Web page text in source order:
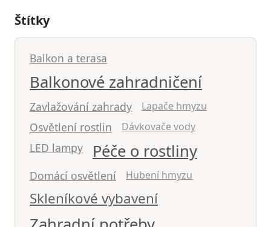
Štítky
Balkon a terasa
Balkonové zahradničení
Zavlažování zahrady Lapače hmyzu
Osvětlení rostlin Dávkovače vody
LED lampy Péče o rostliny
Domácí osvětlení Hubení hmyzu
Skleníkové vybavení